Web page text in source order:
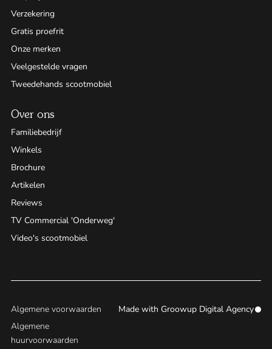
Verzekering
Gratis proefrit
Onze merken
Veelgestelde vragen
Tweedehands scootmobiel
Over ons
Familiebedrijf
Winkels
Brochure
Artikelen
Reviews
TV Commercial 'Onderweg'
Video's scootmobiel
Algemene voorwaarden
Algemene
huurvoorwaarden
Made with Groowup Digital Agency